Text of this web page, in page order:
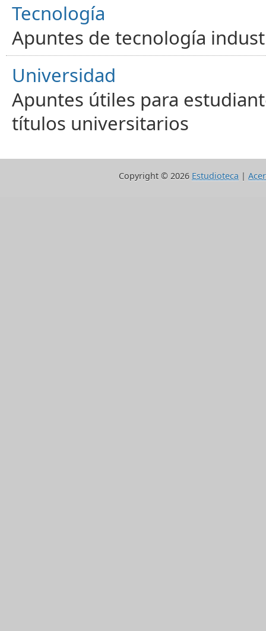
Tecnología
Apuntes de tecnología
Universidad
Apuntes útiles para
títulos universitarios
Copyright © 2026 Estudioteca |